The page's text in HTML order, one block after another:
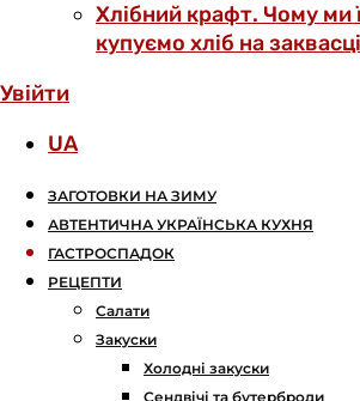
Хлібний крафт. Чому ми
купуємо хліб на заквасці
Увійти
UA
ЗАГОТОВКИ НА ЗИМУ
АВТЕНТИЧНА УКРАЇНСЬКА КУХНЯ
ГАСТРОСПАДОК
РЕЦЕПТИ
Салати
Закуски
Холодні закуски
Сендвічі та бутерброди